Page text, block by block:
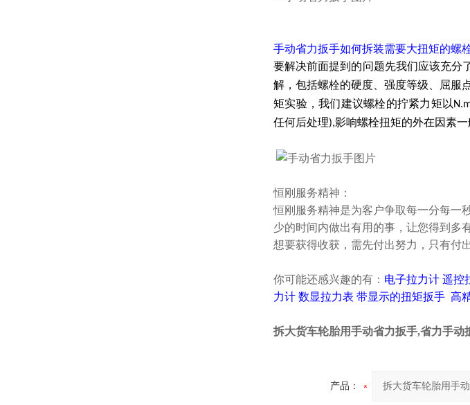
手动省力扳手如何拆装需要大扭矩的螺
要解决前面提到的问题先我们应该充分
解，包括螺栓的硬度、强度等级、屈服
矩实验，我们建议螺栓的拧紧力矩以
任何后处理),影响螺栓扭矩的外在因素
恒刚服务精神：
恒刚服务精神是为客户争取每一分每一
少的时间内做出有用的事，让您得到多
想要获得收获，需先付出努力，只有付
你可能还感兴趣的有： 电子拉力计 遥控
力计 数显拉力表 带显示的扭矩扳手 高
拆大货车轮胎用手动省力扳手,省力手动
产品：